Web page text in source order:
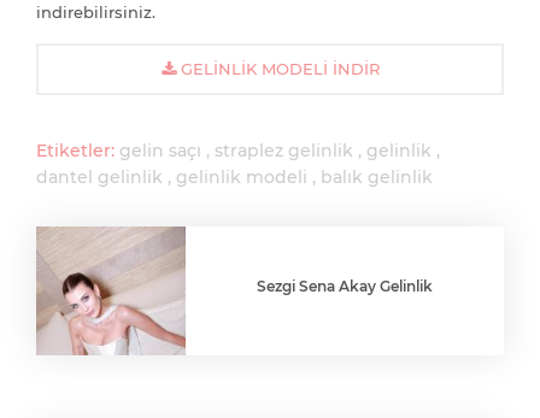
indirebilirsiniz.
GELINLIK MODELI İNDIR
Etiketler: gelin saçı straplez gelinlik
gelinlik
dantel gelinlik
gelinlik modeli balık gelinlik
Sezgi Sena Akay Gelinlik